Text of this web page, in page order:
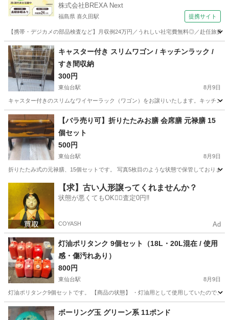
株式会社BREXA Next
福島県 喜久田駅 提携サイト
【携帯・デジカメの部品検査など】月収例24万円／うれしい社宅費無料◎／赴任旅
福島 郡山市 喜久田駅 その他
キャスター付き スリムワゴン / キッチンラック /
すき間収納
300円
東仙台駅 8月9日
キャスター付きのスリムなワイヤーラック（ワゴン）をお譲りいたします。 ​キッチン
宮城 仙台市 東仙台駅 その他
【バラ売り可】折りたたみお膳 会席膳 元禄膳 15
個セット
500円
東仙台駅 8月9日
折りたたみ式の元禄膳、15個セットです。 写真5枚目のような状態で保管しておりま
東仙台駅 その他
【求】古い人形譲ってくれませんか？
状態が悪くてもOK🙆‍♀️査定0円‼️
COYASH Ad
灯油ポリタンク 9個セット（18L・20L混在 / 使用
感・傷汚れあり）
800円
東仙台駅 8月9日
灯油ポリタンク9個セットです。 【商品の状態】 ・灯油用として使用していたので、
宮城 仙台市 東仙台駅 その他
ボーリング玉 グリーン系 11ポンド